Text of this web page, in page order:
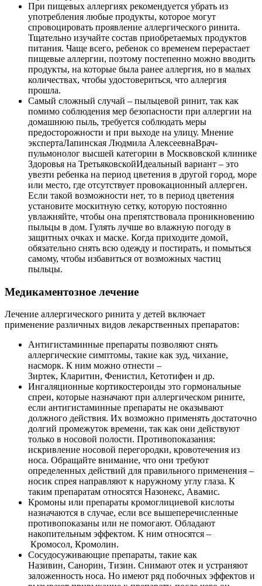
При пищевых аллергиях рекомендуется убрать из
употребления любые продукты, которое могут
спровоцировать проявление аллергического ринита.
Тщательно изучайте состав приобретаемых продуктов
питания. Чаще всего, ребенок со временем перерастает
пищевые аллергии, поэтому постепенно можно вводить
продукты, на которые была ранее аллергия, но в малых
количествах, чтобы удостовериться, что аллергия
прошла.
Самый сложный случай – пыльцевой ринит, так как
помимо соблюдения мер безопасности при аллергии на
домашнюю пыль, требуется соблюдать меры
предосторожности и при выходе на улицу. Мнение
экспертаЛапинская Людмила АлексеевнаВрач-
пульмонолог высшей категории в Москвовской клинике
Здоровья на ТретьяковскойИдеальный вариант – это
увезти ребенка на период цветения в другой город, море
или место, где отсутствует провокационный аллерген.
Если такой возможности нет, то в период цветения
установите москитную сетку, которую постоянно
увлажняйте, чтобы она препятствовала проникновению
пыльцы в дом. Гулять лучше во влажную погоду в
защитных очках и маске. Когда приходите домой,
обязательно снять всю одежду и постирать, и помыться
самому, чтобы избавиться от возможных частиц
пыльцы.
Медикаментозное лечение
Лечение аллергического ринита у детей включает
применение различных видов лекарственных препаратов:
Антигистаминные препараты позволяют снять
аллергические симптомы, такие как зуд, чихание,
насморк. К ним можно отнести –
Зиртек, Кларитин, Фенистил, Кетотифен и др.
Ингаляционные кортикостероиды это гормональные
спреи, которые назначают при аллергическом рините,
если антигистаминные препараты не оказывают
должного действия. Их возможно применять достаточно
долгий промежуток времени, так как они действуют
только в носовой полости. Противопоказания:
искривление носовой перегородки, кровотечения из
носа. Обращайте внимание, что они требуют
определенных действий для правильного применения –
носик спрея направляют к наружному углу глаза. К
таким препаратам относятся Назонекс, Авамис.
Кромоны или препараты кромоглициевой кислоты
назначаются в случае, если все вышеперечисленные
противопоказаны или не помогают. Обладают
накопительным эффектом. К ним относятся –
Кромосол, Кромолин.
Сосудосуживающие препараты, такие как
Називин, Санорин, Тизин. Снимают отек и устраняют
заложенность носа. Но имеют ряд побочных эффектов и